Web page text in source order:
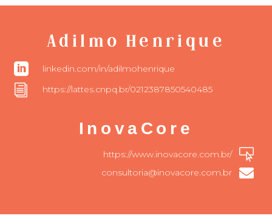
Adilmo Henrique
 linkedin.com/in/adilmohenrique
i https://lattes.cnpq.br/0212387850540485
InovaCore

https://www.inovacore.com.br/

consultoria@inovacore.com.br